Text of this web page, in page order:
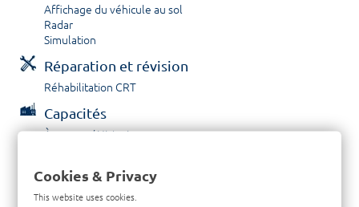
Affichage du véhicule au sol
Radar
Simulation
Réparation et révision
Réhabilitation CRT
Capacités
À propos / Historique
Contactez nous
Cookies & Privacy
This website uses cookies.